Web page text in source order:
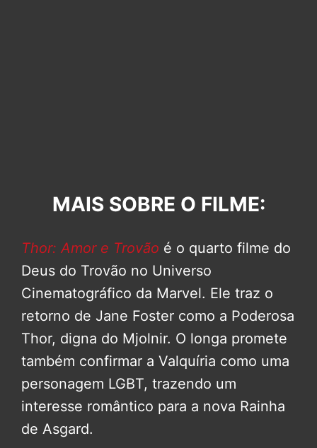
MAIS SOBRE O FILME:
Thor: Amor e Trovão é o quarto filme do
Deus do Trovão no Universo
Cinematográfico da Marvel. Ele traz o
retorno de Jane Foster como a Poderosa
Thor, digna do Mjolnir. O longa promete
também confirmar a Valquíria como uma
personagem LGBT, trazendo um
interesse romântico para a nova Rainha
de Asgard.